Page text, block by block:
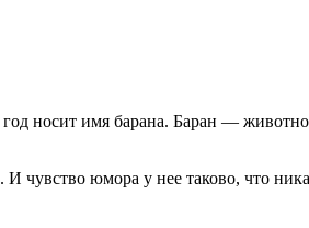
носит имя барана. Баран —
чувство юмора у нее таково, что